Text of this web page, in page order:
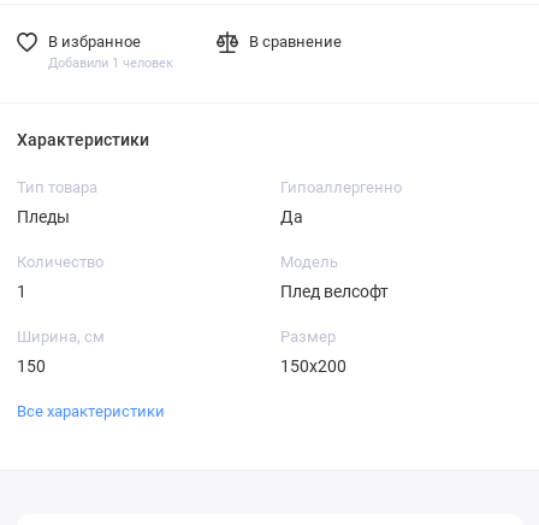
В избранное
Добавили 1 человек
В сравнение
Характеристики
Тип товара
Пледы
Гипоаллергенно
Да
Количество
1
Модель
Плед велсофт
Ширина, cм
150
Размер
150х200
Все характеристики